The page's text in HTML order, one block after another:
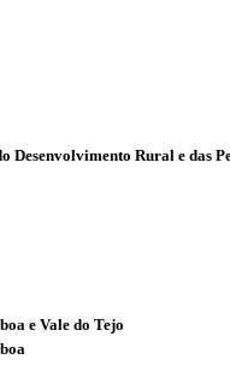
Rural e das
e Vale do Tejo